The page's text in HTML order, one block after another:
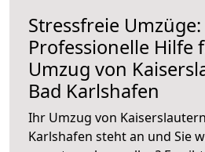
Stressfreie Umzüge:
Professionelle Hilfe
Umzug von
Bad Karlshafen
Ihr Umzug von
Karlshafen steht an und Sie